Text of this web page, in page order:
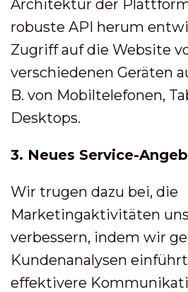
Architektur der
robuste API herum
Zugriff auf die Website
verschiedenen Geräten
B. von Mobiltelefonen,
Desktops.
3. Neues Service-
Wir trugen dazu bei, die
Marketingaktivitäten
verbessern, indem wir
Kundenanalysen
effektivere